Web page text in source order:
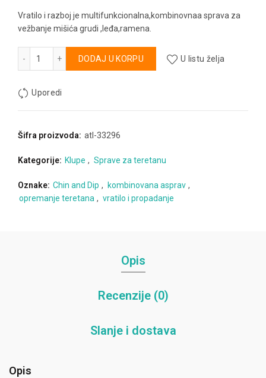
Vratilo i razboj je multifunkcionalna,kombinovnaa sprava za
vežbanje mišića grudi ,leđa,ramena.
Vratilo sa razbojem - çhin and dip količina
DODAJ U KORPU
Alternative:
U listu želja
Uporedi
Šifra proizvoda: atl-33296
Kategorije: Klupe , Sprave za teretanu
Oznake: Chin and Dip , kombinovana asprav ,
opremanje teretana , vratilo i propadanje
Opis
Recenzije (0)
Slanje i dostava
Opis